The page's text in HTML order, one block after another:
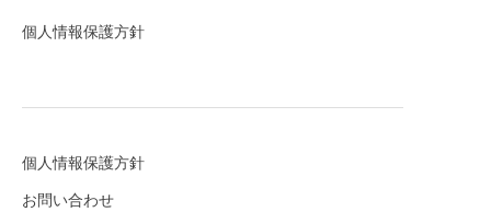
個人情報保護方針
個人情報保護方針
お問い合わせ